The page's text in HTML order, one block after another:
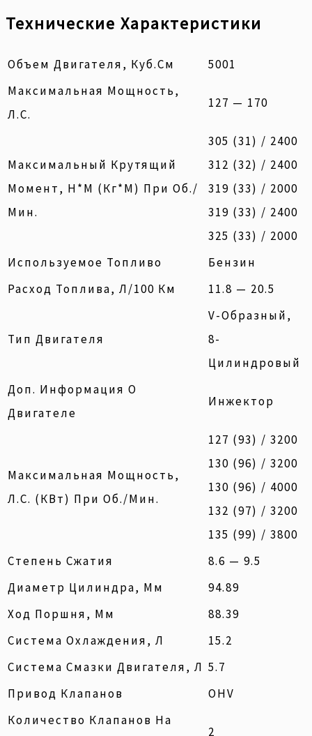
Технические Характеристики
Объем Двигателя, Куб.см
5001
Максимальная Мощность,
Л.с.
127 — 170
Максимальный Крутящий
Момент, Н*м (кг*м) При Об./
Мин.
305 (31) / 2400
312 (32) / 2400
319 (33) / 2000
319 (33) / 2400
325 (33) / 2000
Используемое Топливо
Бензин
Расход Топлива, Л/100 Км
11.8 — 20.5
Тип Двигателя
V-Образный,
8-
Цилиндровый
Доп. Информация О
Двигателе
Инжектор
Максимальная Мощность,
Л.с. (кВт) При Об./мин.
127 (93) / 3200
130 (96) / 3200
130 (96) / 4000
132 (97) / 3200
135 (99) / 3800
Степень Сжатия
8.6 — 9.5
Диаметр Цилиндра, Мм
94.89
Ход Поршня, Мм
88.39
Система Охлаждения, Л
15.2
Система Смазки Двигателя, Л 5.7
Привод Клапанов
OHV
Количество Клапанов На
2